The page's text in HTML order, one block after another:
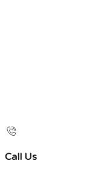
Call Us